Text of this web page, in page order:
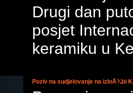
Drugi dan
posjet
keramiku u
Poziv na sudjelovanje na izloÅ¾bi